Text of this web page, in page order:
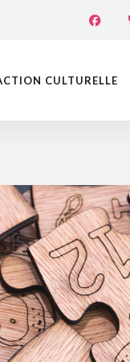
CULTURELLE